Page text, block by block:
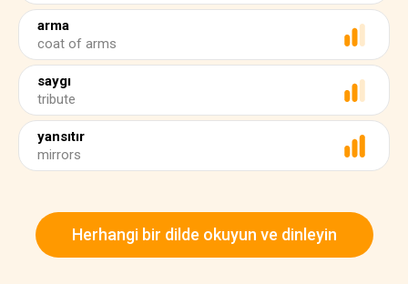
arma
coat of arms
saygı
tribute
yansıtır
mirrors
Herhangi bir dilde okuyun ve dinleyin